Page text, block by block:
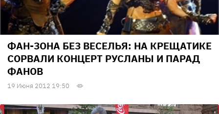
ФАН-ЗОНА БЕЗ ВЕСЕЛЬЯ: НА КРЕЩАТИКЕ
СОРВАЛИ КОНЦЕРТ РУСЛАНЫ И ПАРАД
ФАНОВ
19 Июня 2012 19:50